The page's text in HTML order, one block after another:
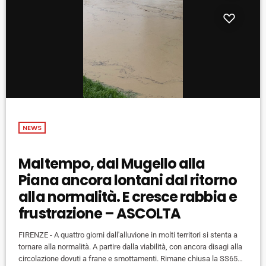
NEWS
Maltempo, dal Mugello alla
Piana ancora lontani dal ritorno
alla normalità. E cresce rabbia e
frustrazione – ASCOLTA
FIRENZE - A quattro giorni dall'alluvione in molti territori si stenta a
tornare alla normalità. A partire dalla viabilità, con ancora disagi alla
circolazione dovuti a frane e smottamenti. Rimane chiusa la SS65